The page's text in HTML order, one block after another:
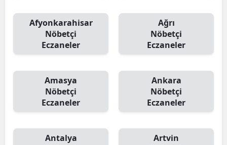
Afyonkarahisar
Nöbetçi
Eczaneler
Ağrı
Nöbetçi
Eczaneler
Amasya
Nöbetçi
Eczaneler
Ankara
Nöbetçi
Eczaneler
Antalya
Artvin